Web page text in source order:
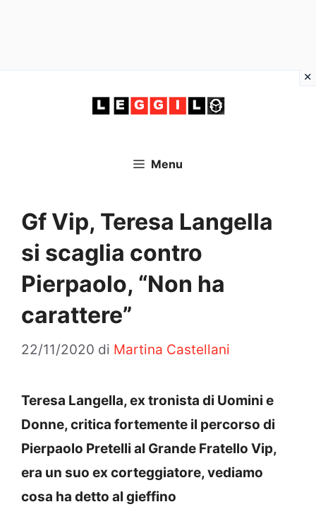
Menu
Gf Vip, Teresa Langella
si scaglia contro
Pierpaolo, “Non ha
carattere”
22/11/2020 di Martina Castellani
Teresa Langella, ex tronista di Uomini e
Donne, critica fortemente il percorso di
Pierpaolo Pretelli al Grande Fratello Vip,
era un suo ex corteggiatore, vediamo
cosa ha detto al gieffino